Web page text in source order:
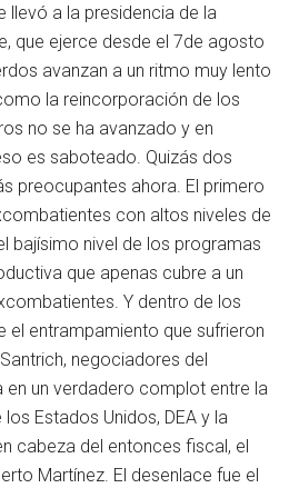
llevó a la presidencia de la
que ejerce desde el 7de agosto
avanzan a un ritmo muy lento
la reincorporación de los
no se ha avanzado y en
es saboteado. Quizás dos
preocupantes ahora. El primero
con altos niveles de
bajísimo nivel de los programas
que apenas cubre a un
Y dentro de los
el entrampamiento que sufrieron
negociadores del
en un verdadero complot entre la
Estados Unidos, DEA y la
cabeza del entonces fiscal, el
Martínez. El desenlace fue el